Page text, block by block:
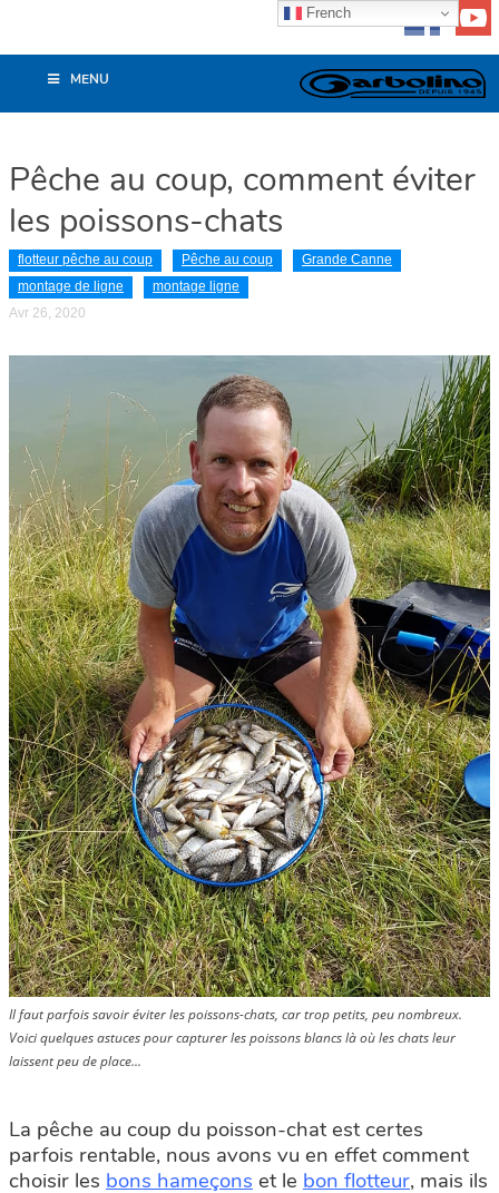
MENU
Pêche au coup, comment éviter
les poissons-chats
flotteur pêche au coup Pêche au coup
Grande Canne
montage de ligne
montage ligne
Avr 26, 2020
Il faut parfois savoir éviter les poissons-chats, car trop petits, peu nombreux.
Voici quelques astuces pour capturer les poissons blancs là où les chats leur
laissent peu de place...
La pêche au coup du poisson-chat est certes
parfois rentable, nous avons vu en effet comment
choisir les bons hameçons et le bon flotteur, mais ils
French